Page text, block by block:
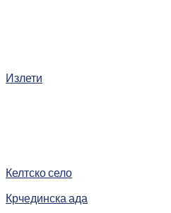
Излети
Келтско село
Крчединска ада